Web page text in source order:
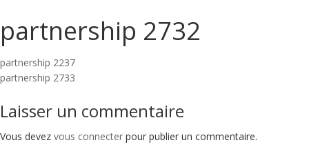
partnership 2732
Navigation
l’article
partnership 2237
partnership 2733
Laisser un commentaire
Vous devez vous connecter pour publier un commentaire.